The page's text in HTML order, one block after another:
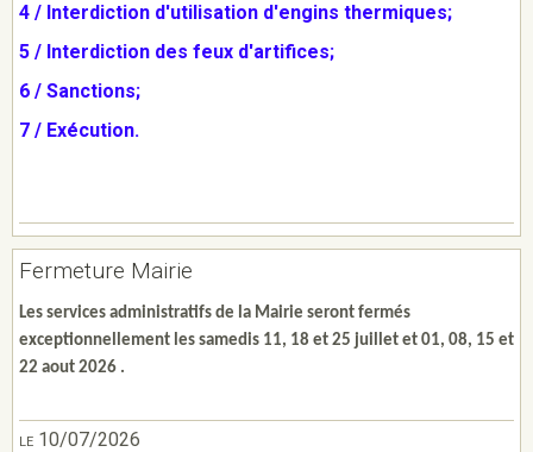
4 / Interdiction d'utilisation d'engins thermiques;
5 / Interdiction des feux d'artifices;
6 / Sanctions;
7 / Exécution.
Fermeture Mairie
le 10/07/2026
Les services administratifs de la Mairie seront fermés
exceptionnellement les samedis 11, 18 et 25 juillet et 01, 08, 15 et
22 aout 2026 .